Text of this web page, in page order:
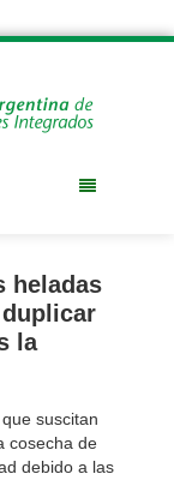
heladas
la
suscitan
cosecha de
debido a las